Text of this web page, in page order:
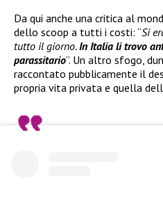
Da qui anche una critica al
dello scoop a tutti i costi: “Si
tutto il giorno.In Italia li trovo
parassitario”. Un altro sfogo,
raccontato pubblicamente il
propria vita privata e quella